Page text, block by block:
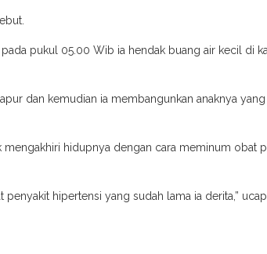
pukul 05.00 Wib ia hendak buang air kecil di
dan kemudian ia membangunkan anaknya
hidupnya dengan cara meminum obat
hipertensi yang sudah lama ia derita,”